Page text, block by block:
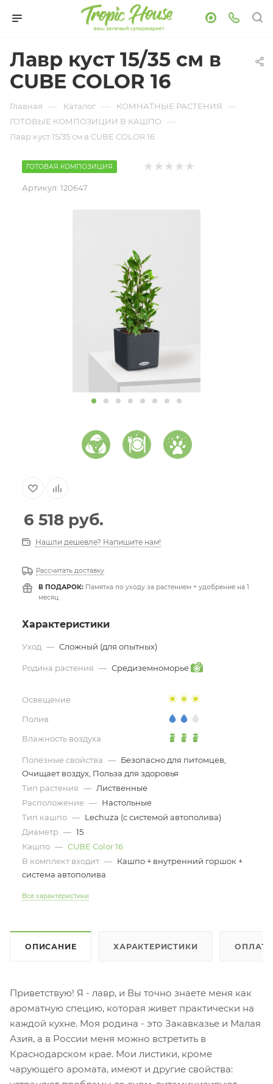
Лавр куст 15/35 см в
CUBE COLOR 16
Главная — Каталог — КОМНАТНЫЕ РАСТЕНИЯ —
ГОТОВЫЕ КОМПОЗИЦИИ В КАШПО —
Лавр куст 15/35 см в CUBE COLOR 16
ГОТОВАЯ КОМПОЗИЦИЯ
Артикул: 120647
6 518 руб.
Нашли дешевле? Напишите нам!
Рассчитать доставку
В ПОДАРОК: Памятка по уходу за растением + удобрение на 1
месяц
Характеристики
Уход — Сложный (для опытных)
Родина растения — Средиземноморье
Освещение
Полив
Влажность воздуха
Полезные свойства — Безопасно для питомцев,
Очищает воздух, Польза для здоровья
Тип растения — Лиственные
Расположение — Настольные
Тип кашпо — Lechuza (с системой автополива)
Диаметр — 15
Кашпо — CUBE Color 16
В комплект входит — Кашпо + внутренний горшок +
система автополива
Все характеристики
ОПИСАНИЕ ХАРАКТЕРИСТИКИ
Приветствую! Я - лавр, и Вы точно знаете меня как
ароматную специю, которая живет практически на
каждой кухне. Моя родина - это Закавказье и Малая
Азия, а в России меня можно встретить в
Краснодарском крае. Мои листики, кроме
чарующего аромата, имеют и другие свойства: